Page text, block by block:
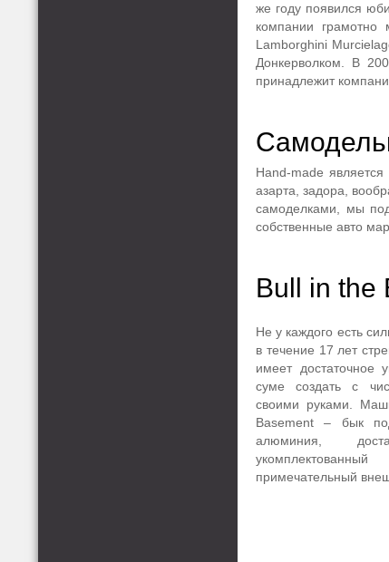
же году появился
компании
Lamborghini
Донкерволком. В
принадлежит
Hand-made
азарта, задора,
самоделками, мы
собственные авто
Bull in the
Не у каждого есть
в течение 17 лет
имеет достаточное
суме создать с
своими руками.
Basement – бык
алюминия,
примечательный